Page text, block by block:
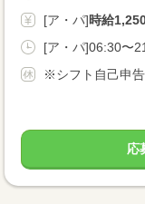
[ア・パ]時給
[ア・パ]06:30〜
※シフト自己申告
応